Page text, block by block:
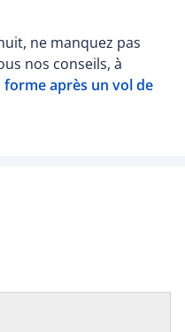
ne manquez pas
nos conseils, à
forme après un vol de